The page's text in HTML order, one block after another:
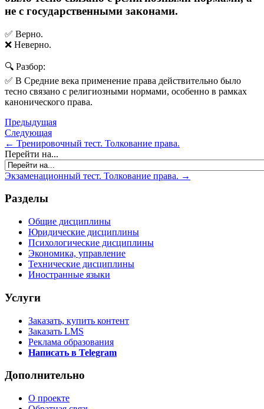
не с государственными законами.
✅ Верно.
❌ Неверно.
🔍 Разбор:
✅ В Средние века применение права действительно было
тесно связано с религиозными нормами, особенно в рамках
канонического права.
Предыдущая
Следующая
← Тренировочный тест. Толкование права.
Перейти на...
Экзаменационный тест. Толкование права. →
Разделы
Общие дисциплины
Юридические дисциплины
Психологические дисциплины
Экономика, управление
Технические дисциплины
Иностранные языки
Услуги
Заказать, купить контент
Заказать LMS
Реклама образования
Написать в Telegram
Дополнительно
О проекте